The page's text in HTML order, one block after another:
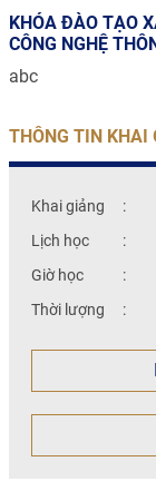
THÔNG TIN KHAI
Khai giảng
:
Lịch học
:
Giờ học
:
Thời lượng
:
KHÓA ĐÀO TẠO
CÔNG NGHỆ
abc